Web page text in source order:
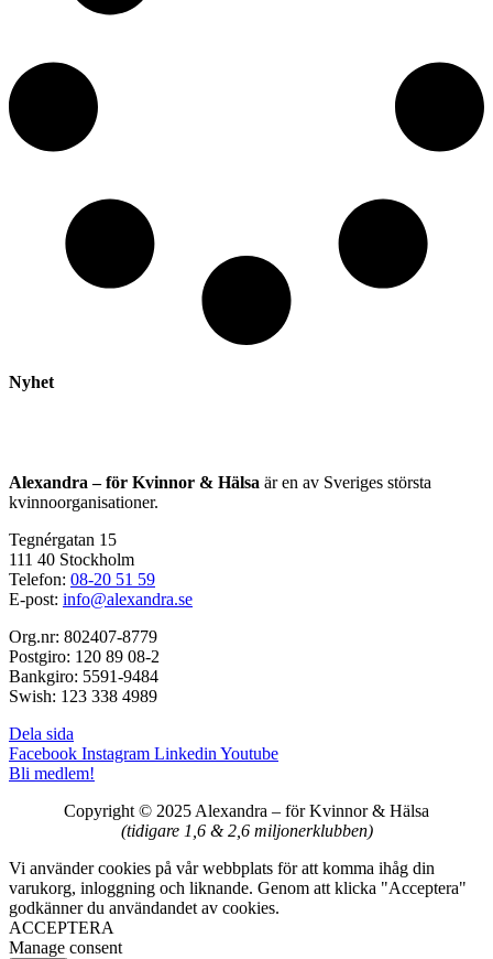
Nyhet
Alexandra – för Kvinnor & Hälsa är en av Sveriges största
kvinnoorganisationer.
Tegnérgatan 15
111 40 Stockholm
Telefon: 08-20 51 59
E-post: info@alexandra.se
Org.nr: 802407-8779
Postgiro: 120 89 08-2
Bankgiro: 5591-9484
Swish: 123 338 4989
Dela sida
Facebook Instagram Linkedin Youtube
Bli medlem!
Copyright © 2025 Alexandra – för Kvinnor & Hälsa
(tidigare 1,6 & 2,6 miljonerklubben)
Vi använder cookies på vår webbplats för att komma ihåg din
varukorg, inloggning och liknande. Genom att klicka "Acceptera"
godkänner du användandet av cookies.
ACCEPTERA
Manage consent